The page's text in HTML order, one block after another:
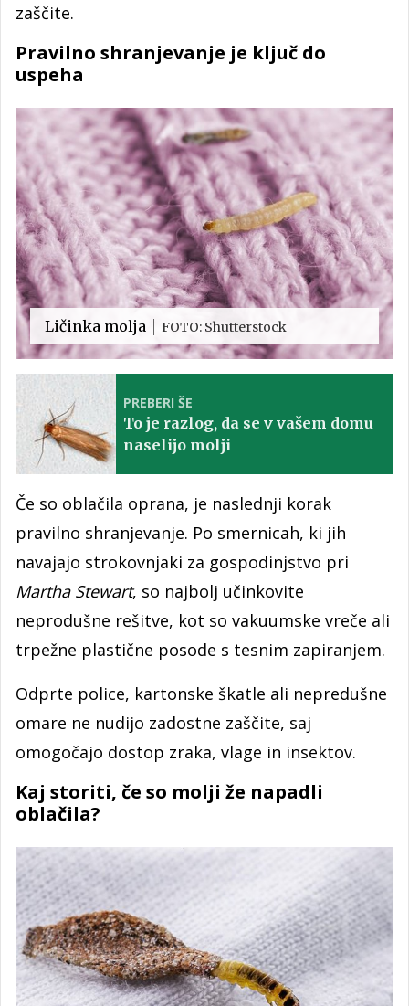
zaščite.
Pravilno shranjevanje je ključ do
uspeha
Ličinka molja FOTO: Shutterstock
PREBERI ŠE
To je razlog, da se v vašem domu
naselijo molji
Če so oblačila oprana, je naslednji korak
pravilno shranjevanje. Po smernicah, ki jih
navajajo strokovnjaki za gospodinjstvo pri
Martha Stewart, so najbolj učinkovite
neprodušne rešitve, kot so vakuumske vreče ali
trpežne plastične posode s tesnim zapiranjem.
Odprte police, kartonske škatle ali nepredušne
omare ne nudijo zadostne zaščite, saj
omogočajo dostop zraka, vlage in insektov.
Kaj storiti, če so molji že napadli
oblačila?